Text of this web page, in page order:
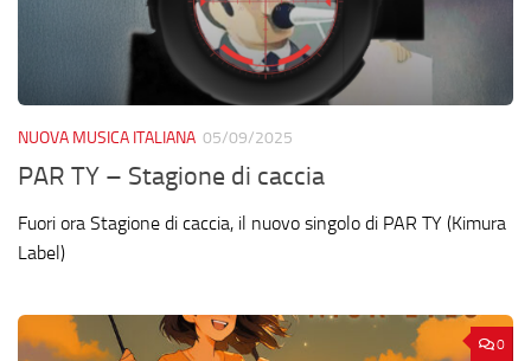
NUOVA MUSICA ITALIANA 05/09/2025
PAR TY – Stagione di caccia
Fuori ora Stagione di caccia, il nuovo singolo di PAR TY (Kimura
Label)
0